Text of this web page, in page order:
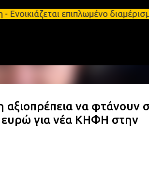
στο κύριο περιεχόμενο
επιπλωμένο
να φτάνουν
ευρώ για νέα ΚΗΦΗ στην